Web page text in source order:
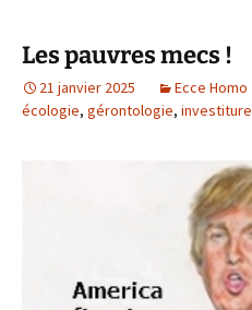
Les pauvres mecs !
21 janvier 2025 Ecce Homo
écologie, gérontologie, investiture